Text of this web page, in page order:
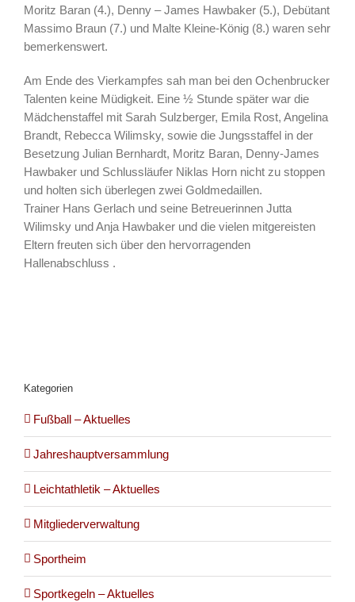
Moritz Baran (4.), Denny – James Hawbaker (5.), Debütant
Massimo Braun (7.) und Malte Kleine-König (8.) waren sehr
bemerkenswert.
Am Ende des Vierkampfes sah man bei den Ochenbrucker
Talenten keine Müdigkeit. Eine ½ Stunde später war die
Mädchenstaffel mit Sarah Sulzberger, Emila Rost, Angelina
Brandt, Rebecca Wilimsky, sowie die Jungsstaffel in der
Besetzung Julian Bernhardt, Moritz Baran, Denny-James
Hawbaker und Schlussläufer Niklas Horn nicht zu stoppen
und holten sich überlegen zwei Goldmedaillen.
Trainer Hans Gerlach und seine Betreuerinnen Jutta
Wilimsky und Anja Hawbaker und die vielen mitgereisten
Eltern freuten sich über den hervorragenden
Hallenabschluss .
Kategorien
Fußball – Aktuelles
Jahreshauptversammlung
Leichtathletik – Aktuelles
Mitgliederverwaltung
Sportheim
Sportkegeln – Aktuelles